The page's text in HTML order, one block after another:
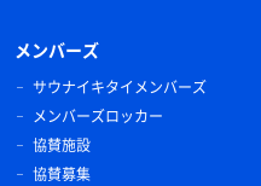
メンバーズ
サウナイキタイメンバーズ
メンバーズロッカー
協賛施設
協賛募集